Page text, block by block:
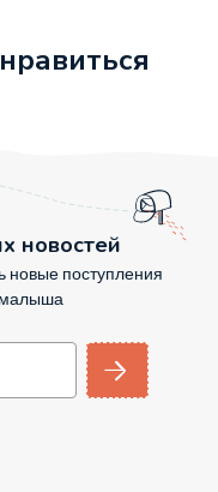
новостей
новые поступления